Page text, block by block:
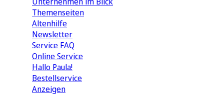
Themenseiten
Altenhilfe
Newsletter
Service FAQ
Online Service
Hallo Paula!
Bestellservice
Anzeigen